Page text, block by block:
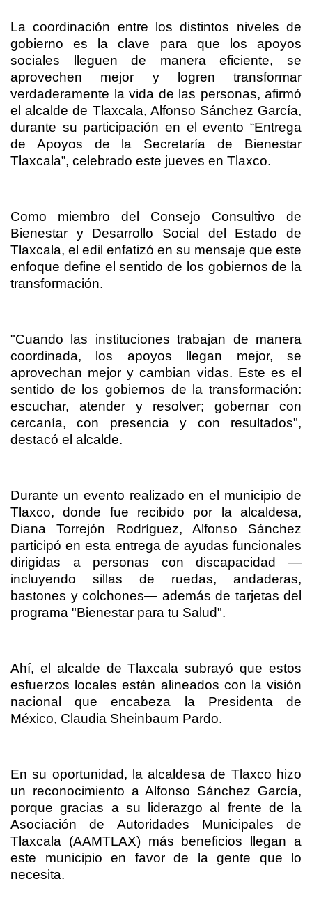
La coordinación entre los distintos niveles de
gobierno es la clave para que los apoyos
sociales lleguen de manera eficiente, se
aprovechen mejor y logren transformar
verdaderamente la vida de las personas, afirmó
el alcalde de Tlaxcala, Alfonso Sánchez García,
durante su participación en el evento “Entrega
de Apoyos de la Secretaría de Bienestar
Tlaxcala”, celebrado este jueves en Tlaxco.
Como miembro del Consejo Consultivo de
Bienestar y Desarrollo Social del Estado de
Tlaxcala, el edil enfatizó en su mensaje que este
enfoque define el sentido de los gobiernos de la
transformación.
"Cuando las instituciones trabajan de manera
coordinada, los apoyos llegan mejor, se
aprovechan mejor y cambian vidas. Este es el
sentido de los gobiernos de la transformación:
escuchar, atender y resolver; gobernar con
cercanía, con presencia y con resultados",
destacó el alcalde.
Durante un evento realizado en el municipio de
Tlaxco, donde fue recibido por la alcaldesa,
Diana Torrejón Rodríguez, Alfonso Sánchez
participó en esta entrega de ayudas funcionales
dirigidas a personas con discapacidad —
incluyendo sillas de ruedas, andaderas,
bastones y colchones— además de tarjetas del
programa "Bienestar para tu Salud".
Ahí, el alcalde de Tlaxcala subrayó que estos
esfuerzos locales están alineados con la visión
nacional que encabeza la Presidenta de
México, Claudia Sheinbaum Pardo.
En su oportunidad, la alcaldesa de Tlaxco hizo
un reconocimiento a Alfonso Sánchez García,
porque gracias a su liderazgo al frente de la
Asociación de Autoridades Municipales de
Tlaxcala (AAMTLAX) más beneficios llegan a
este municipio en favor de la gente que lo
necesita.